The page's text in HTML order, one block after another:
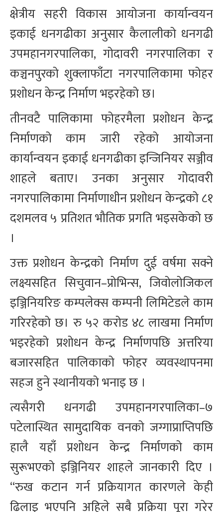
क्षेत्रीय सहरी विकास आयोजना कार्यान्वयन
इकाई धनगढीका अनुसार कैलालीको धनगढी
उपमहानगरपालिका, गोदावरी नगरपालिका र
कञ्चनपुरको शुक्लाफाँटा नगरपालिकामा फोहर
प्रशोधन केन्द्र निर्माण भइरहेको छ।
तीनवटै पालिकामा फोहरमैला प्रशोधन केन्द्र
निर्माणको काम जारी रहेको आयोजना
कार्यान्वयन इकाई धनगढीका इन्जिनियर सञ्जीव
शाहले बताए। उनका अनुसार गोदावरी
नगरपालिकामा निर्माणाधीन प्रशोधन केन्द्रको ८१
दशमलव ५ प्रतिशत भौतिक प्रगति भइसकेको छ
।
उक्त प्रशोधन केन्द्रको निर्माण दुई वर्षमा सक्ने
लक्ष्यसहित सिचुवान–प्रोभिन्स, जिवोलोजिकल
इञ्जिनियरिङ कम्पलेक्स कम्पनी लिमिटेडले काम
गरिरहेको छ। रु ५२ करोड ४८ लाखमा निर्माण
भइरहेको प्रशोधन केन्द्र निर्माणपछि अत्तरिया
बजारसहित पालिकाको फोहर व्यवस्थापनमा
सहज हुने स्थानीयको भनाइ छ ।
त्यसैगरी धनगढी उपमहानगरपालिका–७
पटेलास्थित सामुदायिक वनको जग्गाप्राप्तिपछि
हालै यहाँ प्रशोधन केन्द्र निर्माणको काम
सुरूभएको इञ्जिनियर शाहले जानकारी दिए ।
“रुख कटान गर्न प्रक्रियागत कारणले केही
ढिलाइ भएपनि अहिले सबै प्रक्रिया पूरा गरेर